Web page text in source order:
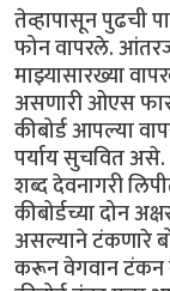
तेव्हापासून पुढची
फोन वापरले.
माझ्यासारख्या
असणारी ओएस
कीबोर्ड आपल्या
पर्याय सुचवित
शब्द देवनागरी
कीबोर्डच्या दोन
असल्याने टंकणारे
करून वेगवान टंकन